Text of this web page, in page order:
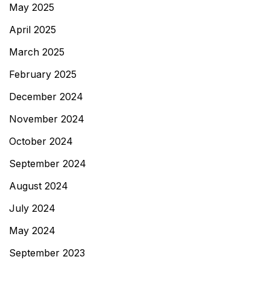
May 2025
April 2025
March 2025
February 2025
December 2024
November 2024
October 2024
September 2024
August 2024
July 2024
May 2024
September 2023